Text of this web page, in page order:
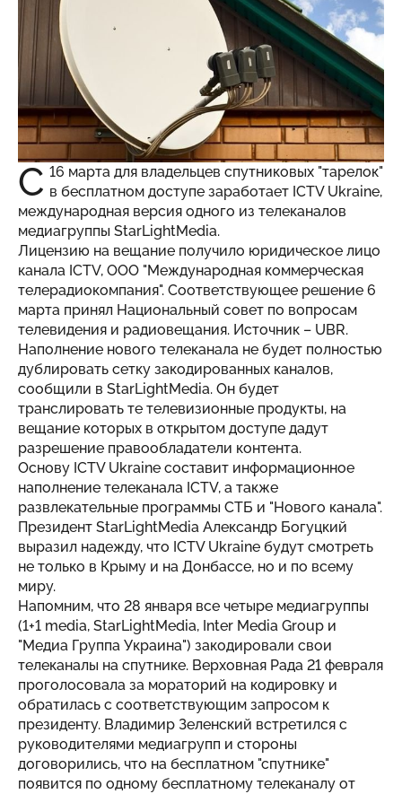
С 16 марта для владельцев спутниковых "тарелок"
в бесплатном доступе заработает ICTV Ukraine,
международная версия одного из телеканалов
медиагруппы StarLightMedia.
Лицензию на вещание получило юридическое лицо
канала ICTV, ООО "Международная коммерческая
телерадиокомпания". Соответствующее решение 6
марта принял Национальный совет по вопросам
телевидения и радиовещания. Источник – UBR.
Наполнение нового телеканала не будет полностью
дублировать сетку закодированных каналов,
сообщили в StarLightMedia. Он будет
транслировать те телевизионные продукты, на
вещание которых в открытом доступе дадут
разрешение правообладатели контента.
Основу ICTV Ukraine составит информационное
наполнение телеканала ICTV, а также
развлекательные программы СТБ и "Нового канала".
Президент StarLightMedia Александр Богуцкий
выразил надежду, что ICTV Ukraine будут смотреть
не только в Крыму и на Донбассе, но и по всему
миру.
Напомним, что 28 января все четыре медиагруппы
(1+1 media, StarLightMedia, Inter Media Group и
"Медиа Группа Украина") закодировали свои
телеканалы на спутнике. Верховная Рада 21 февраля
проголосовала за мораторий на кодировку и
обратилась с соответствующим запросом к
президенту. Владимир Зеленский встретился с
руководителями медиагрупп и стороны
договорились, что на бесплатном "спутнике"
появится по одному бесплатному телеканалу от